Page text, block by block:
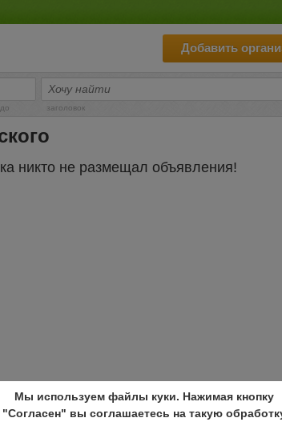
Добавить
до заголовок
никто не размещал объявления!
Мы используем файлы куки. Нажимая кнопку
"Согласен" вы соглашаетесь на такую